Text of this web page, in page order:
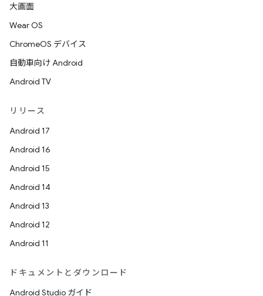
大画面
Wear OS
ChromeOS デバイス
自動車向け Android
Android TV
リリース
Android 17
Android 16
Android 15
Android 14
Android 13
Android 12
Android 11
ドキュメントとダウンロード
Android Studio ガイド